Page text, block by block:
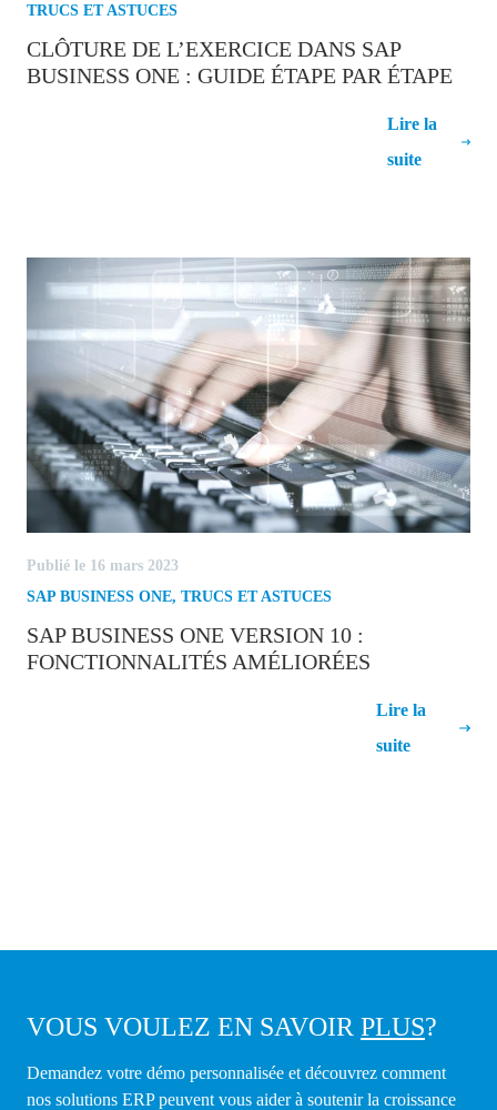
Publié le 16 mars 2023
SAP BUSINESS ONE, TRUCS ET ASTUCES
SAP BUSINESS ONE VERSION 10 :
FONCTIONNALITÉS AMÉLIORÉES
Lire la
suite
TRUCS ET ASTUCES
CLÔTURE DE L’EXERCICE DANS SAP
BUSINESS ONE : GUIDE ÉTAPE PAR ÉTAPE
Lire la
suite
VOUS VOULEZ EN SAVOIR PLUS?
Demandez votre démo personnalisée et découvrez comment
nos solutions ERP peuvent vous aider à soutenir la croissance